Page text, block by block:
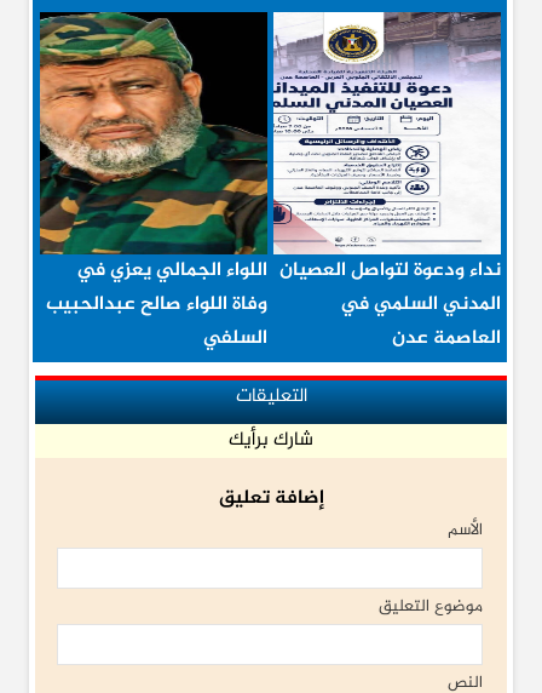
نداء ودعوة لتواصل العصيان
المدني السلمي في
العاصمة عدن
اللواء الجمالي يعزي في
وفاة اللواء صالح عبدالحبيب
السلفي
التعليقات
شارك برأيك
إضافة تعليق
الأسم
موضوع التعليق
النص